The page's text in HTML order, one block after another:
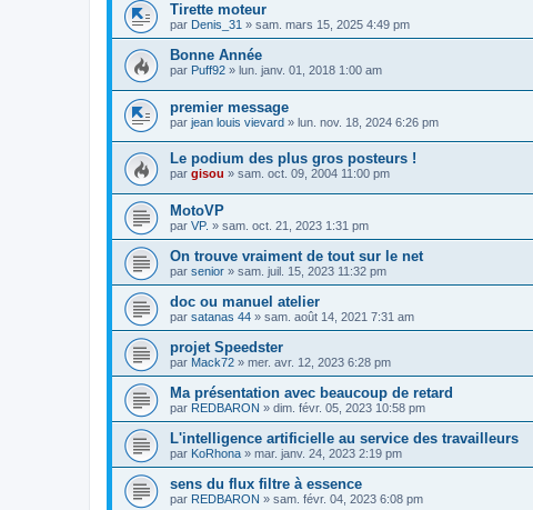
Tirette moteur
par Denis_31 » sam. mars 15, 2025 4:49 pm
Bonne Année
par Puff92 » lun. janv. 01, 2018 1:00 am
premier message
par jean louis vievard » lun. nov. 18, 2024 6:26 pm
Le podium des plus gros posteurs !
par gisou » sam. oct. 09, 2004 11:00 pm
MotoVP
par VP. » sam. oct. 21, 2023 1:31 pm
On trouve vraiment de tout sur le net
par senior » sam. juil. 15, 2023 11:32 pm
doc ou manuel atelier
par satanas 44 » sam. août 14, 2021 7:31 am
projet Speedster
par Mack72 » mer. avr. 12, 2023 6:28 pm
Ma présentation avec beaucoup de retard
par REDBARON » dim. févr. 05, 2023 10:58 pm
L'intelligence artificielle au service des travailleurs
par KoRhona » mar. janv. 24, 2023 2:19 pm
sens du flux filtre à essence
par REDBARON » sam. févr. 04, 2023 6:08 pm